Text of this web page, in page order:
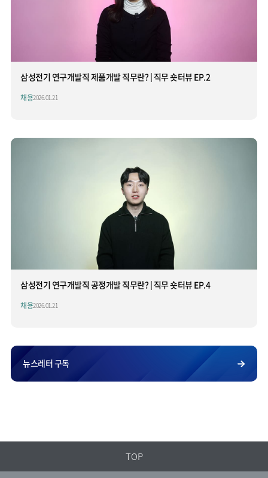
삼성전기 연구개발직 제품개발 직무란? | 직무 숏터뷰 EP.2
채용2026.01.21
삼성전기 연구개발직 공정개발 직무란? | 직무 숏터뷰 EP.4
채용2026.01.21
뉴스레터 구독
TOP